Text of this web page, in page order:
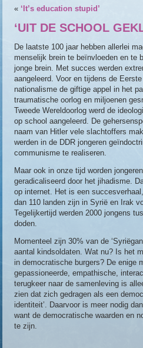
« ‘It’s education stupid’
‘UIT DE SCHOOL
De laatste 100 jaar hebben allerlei
menselijk brein te beïnvloeden en te
jonge brein. Met succes werden
aangeleerd. Voor en tijdens de
nationalisme de giftige appel in het
traumatische oorlog en miljoenen
Tweede Wereldoorlog werd de
op school aangeleerd. De
naam van Hitler vele slachtoffers
werden in de DDR jongeren
communisme te realiseren.
Maar ook in onze tijd worden
geradicaliseerd door het jihadisme.
op internet. Het is een
dan 110 landen zijn in Syrië en Irak
Tegelijkertijd werden 2000 jongens
doden.
Momenteel zijn 30% van de
aantal kindsoldaten. Wat nu? Is het
in democratische burgers? De enige
gepassioneerde, empathische,
terugkeer naar de samenleving is
zien dat zich gedragen als een
identiteit’. Daarvoor is meer nodig
want de democratische waarden en
te zijn.